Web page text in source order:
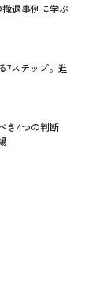
退事例に学ぶ
7ステップ。進
き4つの判断